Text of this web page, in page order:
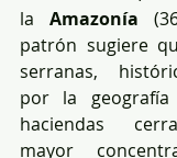
la Amazonía
patrón sugiere
serranas,
por la
haciendas
mayor